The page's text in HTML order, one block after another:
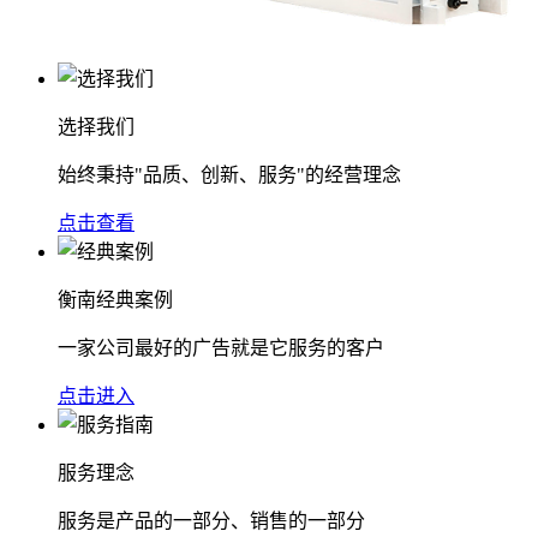
选择我们
始终秉持"品质、创新、服务"的经营理念
点击查看
衡南经典案例
一家公司最好的广告就是它服务的客户
点击进入
服务理念
服务是产品的一部分、销售的一部分